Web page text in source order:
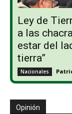
Ley de
a las
estar del
tierra”
Nacionales
Opinión